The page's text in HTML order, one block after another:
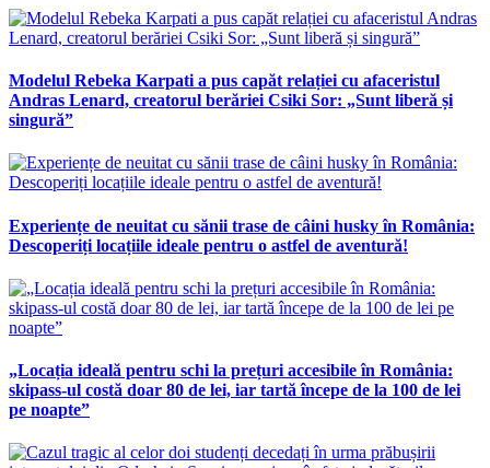
Modelul Rebeka Karpati a pus capăt relației cu afaceristul
Andras Lenard, creatorul berăriei Csiki Sor: „Sunt liberă și
singură”
Experiențe de neuitat cu sănii trase de câini husky în România:
Descoperiți locațiile ideale pentru o astfel de aventură!
„Locația ideală pentru schi la prețuri accesibile în România:
skipass-ul costă doar 80 de lei, iar tartă începe de la 100 de lei
pe noapte”